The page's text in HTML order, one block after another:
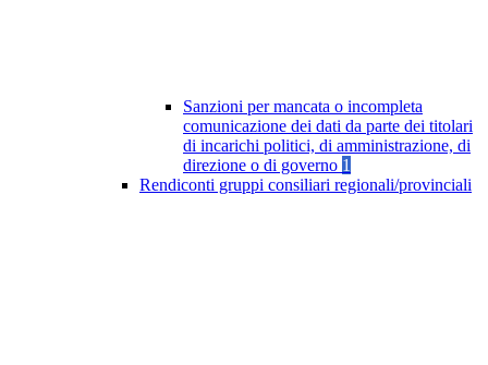
Sanzioni per mancata o incompleta
comunicazione dei dati da parte dei titolari
di incarichi politici, di amministrazione, di
direzione o di governo 1
Rendiconti gruppi consiliari regionali/provinciali